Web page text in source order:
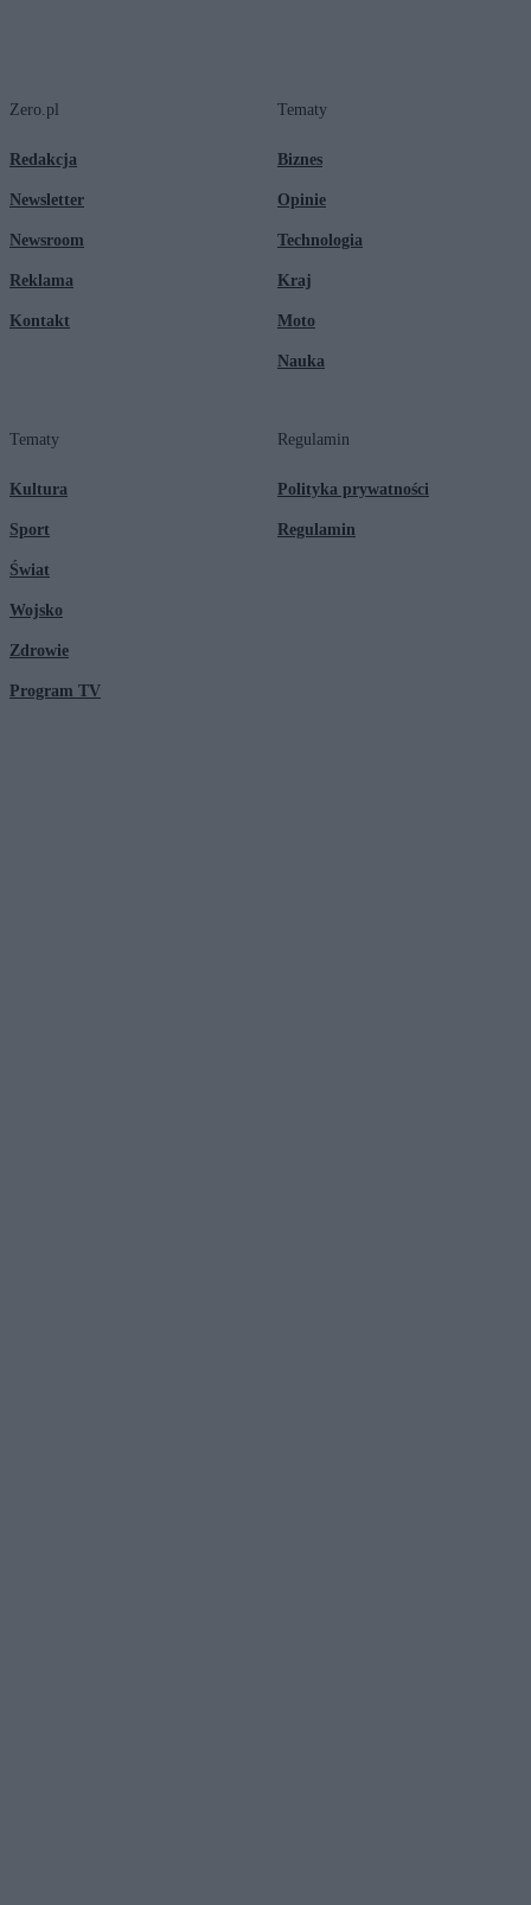
Zero.pl
Redakcja
Newsletter
Newsroom
Reklama
Kontakt
Tematy
Biznes
Opinie
Technologia
Kraj
Moto
Nauka
Tematy
Kultura
Sport
Świat
Wojsko
Zdrowie
Program TV
Regulamin
Polityka prywatności
Regulamin